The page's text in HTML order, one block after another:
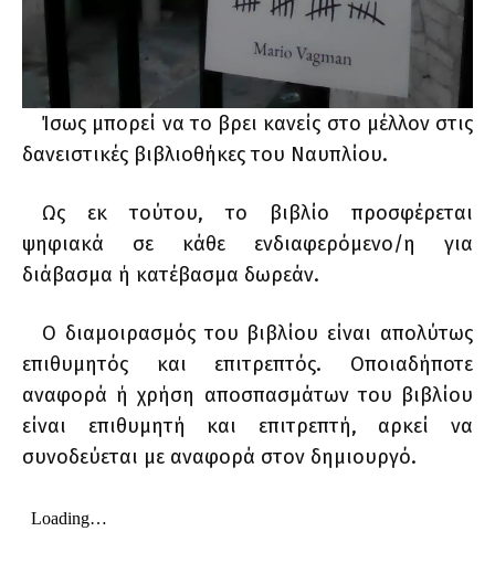
Ίσως μπορεί να το βρει κανείς στο μέλλον στις
δανειστικές βιβλιοθήκες του Ναυπλίου.
Ως εκ τούτου, το βιβλίο προσφέρεται
ψηφιακά σε κάθε ενδιαφερόμενο/η για
διάβασμα ή κατέβασμα δωρεάν.
Ο διαμοιρασμός του βιβλίου είναι απολύτως
επιθυμητός και επιτρεπτός. Οποιαδήποτε
αναφορά ή χρήση αποσπασμάτων του βιβλίου
είναι επιθυμητή και επιτρεπτή, αρκεί να
συνοδεύεται με αναφορά στον δημιουργό.